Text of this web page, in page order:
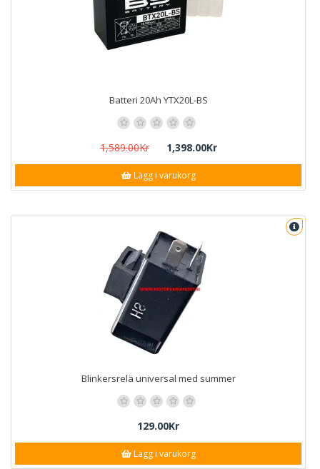
Batteri 20Ah YTX20L-BS
1,589.00Kr 1,398.00Kr
Lägg i varukorg
Blinkersrelä universal med summer
129.00Kr
Lägg i varukorg